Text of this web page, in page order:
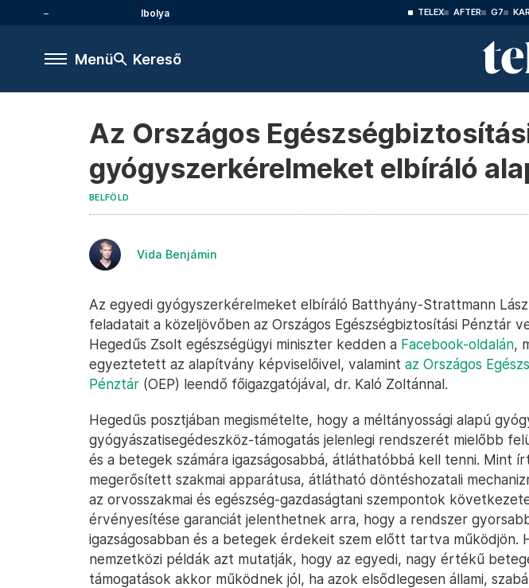
Ibolya TELEX AFTER G7
Menü Kereső
Az Országos
gyógyszerkérelmeket elbíráló
BELFÖLD
Vida Benjámin
Az egyedi gyógyszerkérelmeket elbíráló Batthyány-Strattmann
feladatait a közeljövőben az Országos Egészségbiztosítási Pénztár
Hegedűs Zsolt egészségügyi miniszter kedden a Facebook-oldalán,
egyeztetett az alapítvány képviselőivel, valamint az Országos
Pénztár (OEP) leendő főigazgatójával, dr. Kaló Zoltánnal.
Hegedűs posztjában megismételte, hogy a méltányossági alapú
gyógyászatisegédeszköz-támogatás jelenlegi rendszerét mielőbb
és a betegek számára igazságosabbá, átláthatóbbá kell tenni. Mint
megerősített szakmai apparátusa, átlátható döntéshozatali
az orvosszakmai és egészség-gazdaságtani szempontok
érvényesítése garanciát jelenthetnek arra, hogy a rendszer
igazságosabban és a betegek érdekeit szem előtt tartva működjön.
nemzetközi példák azt mutatják, hogy az egyedi, nagy értékű
támogatások akkor működnek jól, ha azok elsődlegesen állami,